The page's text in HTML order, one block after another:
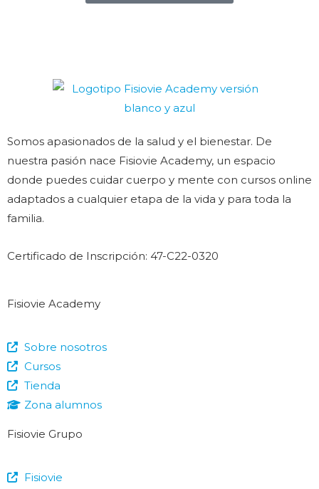
Somos apasionados de la salud y el bienestar. De
nuestra pasión nace Fisiovie Academy, un espacio
donde puedes cuidar cuerpo y mente con cursos online
adaptados a cualquier etapa de la vida y para toda la
familia.
Certificado de Inscripción: 47-C22-0320
Fisiovie Academy
Sobre nosotros
Cursos
Tienda
Zona alumnos
Fisiovie Grupo
Fisiovie